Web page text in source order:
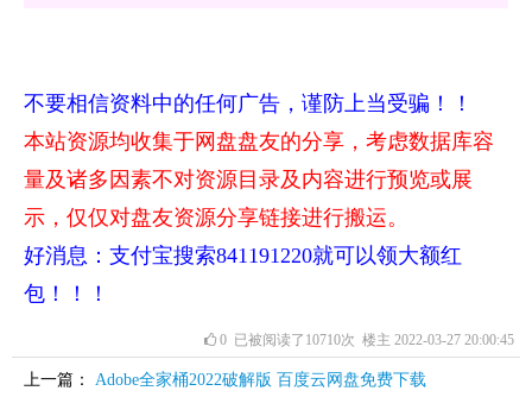
不要相信资料中的任何广告，谨防上当受骗！！
本站资源均收集于网盘盘友的分享，考虑数据库容
量及诸多因素不对资源目录及内容进行预览或展
示，仅仅对盘友资源分享链接进行搬运。
好消息：支付宝搜索841191220就可以领大额红
包！！！
0 已被阅读了10710次 楼主 2022-03-27 20:00:45
上一篇： Adobe全家桶2022破解版 百度云网盘免费下载